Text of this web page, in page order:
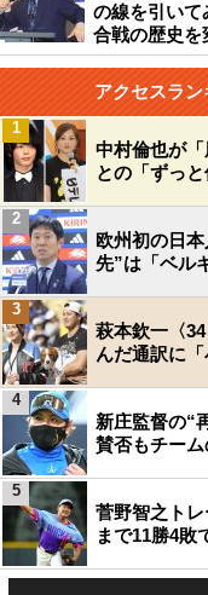
の線を引いて
合戦の歴史を
アクセスラン
中村倫也が
との「ずっ
1
欧州初の日
先”は「ベル
2
萩本欽一〈
んだ通訳に
3
新庄監督の“
賛否もチー
4
菅野智之ト
まで11勝4敗
5